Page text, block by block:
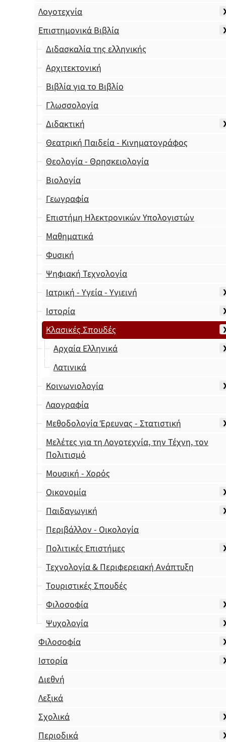
Λογοτεχνία
Επιστημονικά Βιβλία
Διδασκαλία της ελληνικής
Αρχιτεκτονική
Βιβλία για το Βιβλίο
Γλωσσολογία
Διδακτική
Θεατρική Παιδεία - Κινηματογράφος
Θεολογία - Θρησκειολογία
Βιολογία
Γεωγραφία
Επιστήμη Ηλεκτρονικών Υπολογιστών
Μαθηματικά
Φυσική
Ψηφιακή Τεχνολογία
Ιατρική - Υγεία - Υγιεινή
Ιστορία
Κλασικές Σπουδές
Αρχαία Ελληνικά
Λατινικά
Κοινωνιολογία
Λαογραφία
Μεθοδολογία Έρευνας - Στατιστική
Μελέτες για τη Λογοτεχνία, την Τέχνη, τον
Πολιτισμό
Μουσική - Χορός
Οικονομία
Παιδαγωγική
Περιβάλλον - Οικολογία
Πολιτικές Επιστήμες
Τεχνολογία & Περιφερειακή Ανάπτυξη
Τουριστικές Σπουδές
Φιλοσοφία
Ψυχολογία
Φιλοσοφία
Ιστορία
Διεθνή
Λεξικά
Σχολικά
Περιοδικά